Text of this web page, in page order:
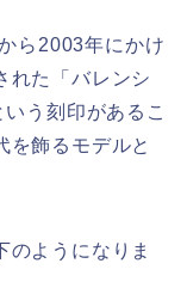
ら2003年にかけ
れた「バレンシ
う刻印があるこ
を飾るモデルと
のようになりま